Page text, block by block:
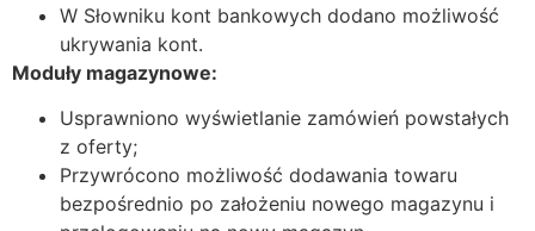
W Słowniku kont bankowych dodano możliwość
ukrywania kont.
Moduły magazynowe:
Usprawniono wyświetlanie zamówień powstałych
z oferty;
Przywrócono możliwość dodawania towaru
bezpośrednio po założeniu nowego magazynu i